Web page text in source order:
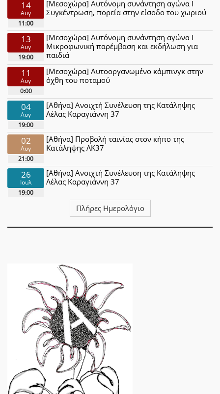
14
Αυγ
11:00
[Μεσοχώρα] Αυτόνομη συνάντηση αγώνα Ι
Συγκέντρωση, πορεία στην είσοδο του χωριού
13
Αυγ
19:00
[Μεσοχώρα] Αυτόνομη συνάντηση αγώνα Ι
Μικροφωνική παρέμβαση και εκδήλωση για
παιδιά
11
Αυγ
0:00
[Μεσοχώρα] Αυτοοργανωμένο κάμπινγκ στην
όχθη του ποταμού
04
Αυγ
19:00
[Αθήνα] Ανοιχτή Συνέλευση της Κατάληψης
Λέλας Καραγιάννη 37
02
Αυγ
21:00
[Αθήνα] Προβολή ταινίας στον κήπο της
Κατάληψης ΛΚ37
26
Ιουλ
19:00
[Αθήνα] Ανοιχτή Συνέλευση της Κατάληψης
Λέλας Καραγιάννη 37
Πλήρες Ημερολόγιο